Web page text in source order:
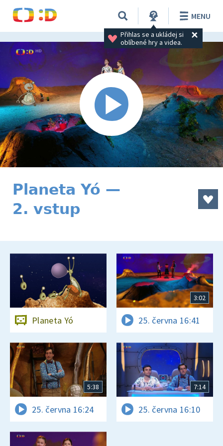
Přihlas se a ukládej si
oblíbené hry a videa.
MENU
Planeta Yó —
2. vstup
Planeta Yó
3:02
25. června 16:41
5:38
25. června 16:24
7:14
25. června 16:10